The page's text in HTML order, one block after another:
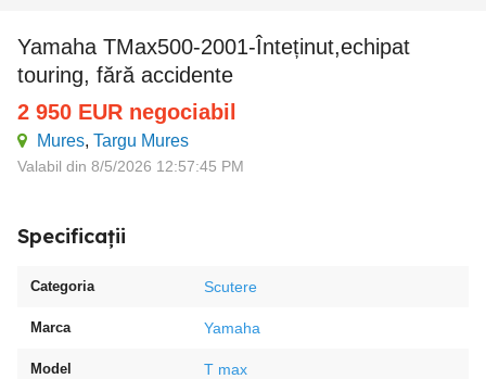
Yamaha TMax500-2001-Înteținut,echipat
touring, fără accidente
2 950 EUR negociabil
Mures, Targu Mures
Valabil din 8/5/2026 12:57:45 PM
Specificații
Categoria Scutere
Marca Yamaha
Model T max